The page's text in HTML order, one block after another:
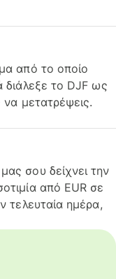
από το οποίο
διάλεξε το DJF ως
μετατρέψεις.
σου δείχνει την
από EUR σε
τελευταία ημέρα,